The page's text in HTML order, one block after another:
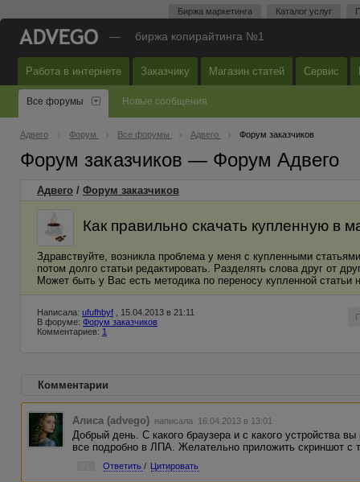
Биржа маркетинга Каталог услуг
— биржа копирайтинга №1
Работа в интернете Заказчику Магазин статей Сервис
Все форумы Новые сообщения
Адвего Форум Все форумы Адвего Форум заказчиков
Форум заказчиков — Форум Адвего
Адвего / Форум заказчиков
Как правильно скачать купленную в
Здравствуйте, возникла проблема у меня с купленными
потом долго статьи редактировать. Разделять слова друг от
Может быть у Вас есть методика по переносу купленной
Написала: ufufhbyf , 15.04.2013 в 21:11
В форуме: Форум заказчиков
Комментариев: 1
Комментарии
Алиса (advego) написала 16.04.2013 в 13:01
Добрый день. С какого браузера и с какого устройства
все подробно в ЛПА. Желательно приложить скриншот с
Ответить / Цитировать